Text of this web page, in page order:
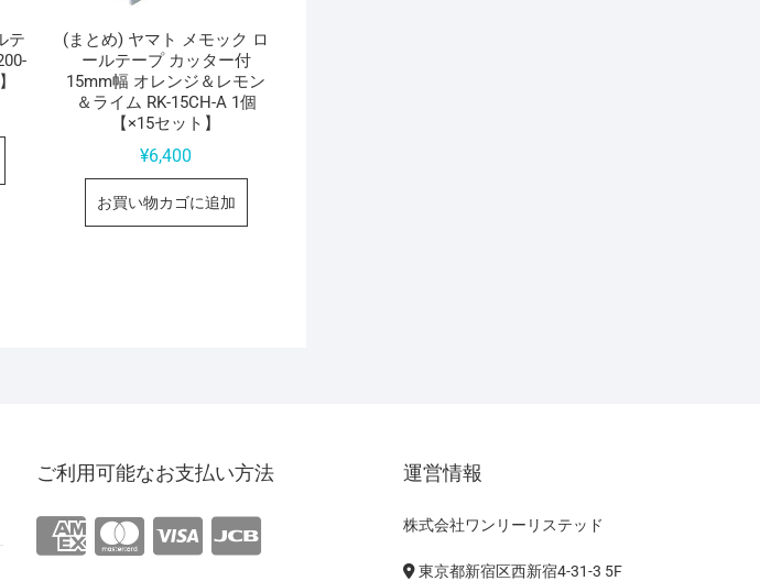
テ
(まとめ) ヤマト メモック ロ
ールテープ カッター付
15mm幅 オレンジ＆レモン
＆ライム RK-15CH-A 1個
【×15セット】
¥6,400
お買い物カゴに追加
ご利用可能なお支払い方法 運営情報
株式会社ワンリーリステッド
東京都新宿区西新宿4-31-3 5F